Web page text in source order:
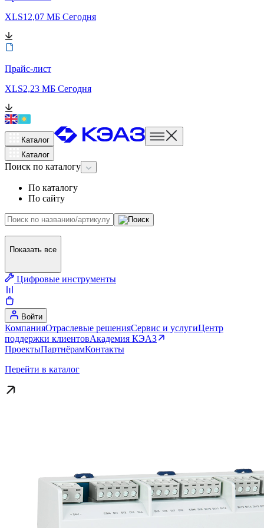
XLS12,07 МБ Сегодня
Прайс-лист
XLS2,23 МБ Сегодня
Каталог
Каталог
Поиск по каталогу
По каталогу
По сайту
Показать все
Цифровые инструменты
Войти
КомпанияОтраслевые решенияСервис и услугиЦентр
поддержки клиентовАкадемия КЭАЗ
ПроектыПартнёрамКонтакты
Перейти в каталог